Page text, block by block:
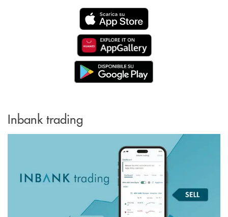
Inbank trading